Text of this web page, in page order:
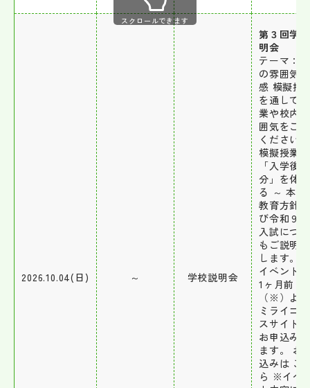
2026.10.04(日) ～ 学校説明会
第３回学
明会
テーマ：
の雰囲気
感 模擬授
を通して
業や校内
囲気をご
ください
模擬授業
「入学後
分」を体
る ～ 本校
教育方針
び令和９
入試につ
もご説明
します。
イベント
1ヶ月前
（※）よ
ミライコ
スサイト
お申込み
ます。 お
込みは こ
ら ※イベ
スクロールできます